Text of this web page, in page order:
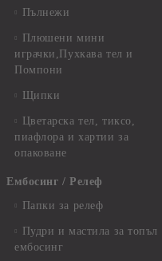
Пълнежи
Плюшени мини
играчки,Пухкава тел и
Помпони
Щипки
Цветарска тел, тиксо,
пиафлора и хартии за
опаковане
Ембосинг / Релеф
Папки за релеф
Пудри и мастила за топъл
ембосинг